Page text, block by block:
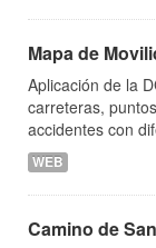
Mapa de
Aplicación de la
carreteras,
accidentes con
WEB
Camino de